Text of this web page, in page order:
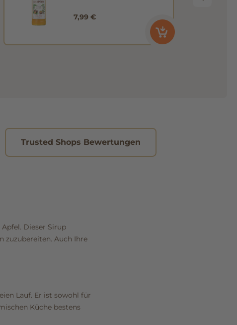
7,99 €
Trusted Shops Bewertungen
Dieser Sirup
zuzubereiten. Auch Ihre
Lauf. Er ist sowohl für
Küche bestens